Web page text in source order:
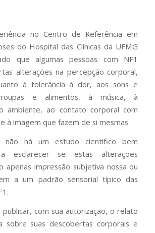
no Centro de Referência em
do Hospital das Clínicas da UFMG
que algumas pessoas com NF1
alterações na percepção corporal,
à tolerância à dor, aos sons e
e alimentos, à música, à
ambiente, ao contato corporal com
à imagem que fazem de si mesmas.
não há um estudo científico bem
esclarecer se estas alterações
apenas impressão subjetiva nossa ou
a um padrão sensorial típico das
publicar, com sua autorização, o relato
sobre suas descobertas corporais e